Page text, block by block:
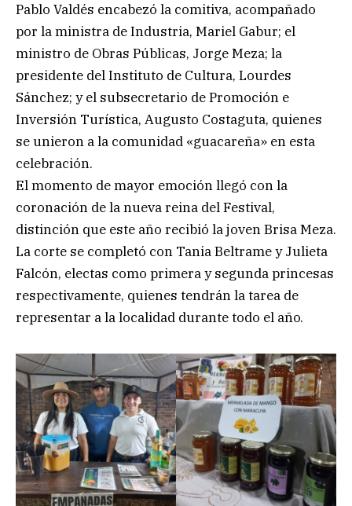
Pablo Valdés encabezó la comitiva, acompañado
por la ministra de Industria, Mariel Gabur; el
ministro de Obras Públicas, Jorge Meza; la
presidente del Instituto de Cultura, Lourdes
Sánchez; y el subsecretario de Promoción e
Inversión Turística, Augusto Costaguta, quienes
se unieron a la comunidad «guacareña» en esta
celebración.
El momento de mayor emoción llegó con la
coronación de la nueva reina del Festival,
distinción que este año recibió la joven Brisa Meza.
La corte se completó con Tania Beltrame y Julieta
Falcón, electas como primera y segunda princesas
respectivamente, quienes tendrán la tarea de
representar a la localidad durante todo el año.